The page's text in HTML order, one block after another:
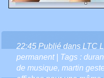
22:45 Publié dans LTC
permanent| Tags :
de musique, martin